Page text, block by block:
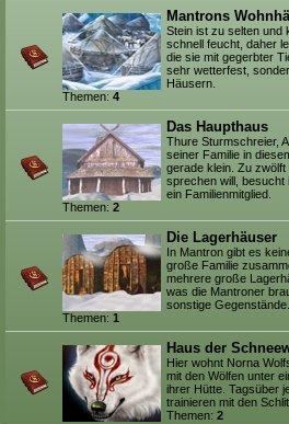
Mantrons
Stein ist zu selten und
schnell feucht, daher
die sie mit gegerbter
sehr wetterfest,
Häusern.
Themen: 4
Das Haupthaus
Thure Sturmschreier,
seiner Familie in
gerade klein. Zu
sprechen will, besucht
ein Familienmitglied.
Themen: 2
Die Lagerhäuser
In Mantron gibt es
große Familie
mehrere große
was die Mantroner
sonstige Gegenstände.
Themen: 1
Haus der
Hier wohnt Norna
mit den Wölfen unter
ihrer Hütte. Tagsüber
trainieren mit den
Themen: 2